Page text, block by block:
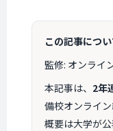
この記事につ
監修: オンライ
本記事は、 2年
備校オンライ
概要は大学が